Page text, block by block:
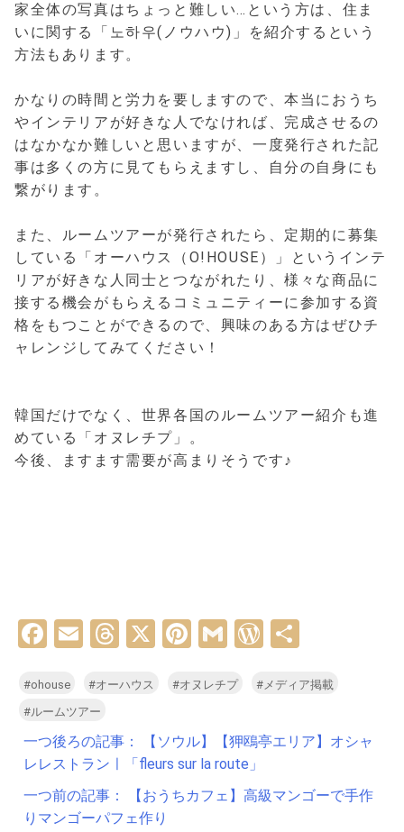
家全体の写真はちょっと難しい…という方は、住ま
いに関する「노하우(ノウハウ)」を紹介するという
方法もあります。
かなりの時間と労力を要しますので、本当におうち
やインテリアが好きな人でなければ、完成させるの
はなかなか難しいと思いますが、一度発行された記
事は多くの方に見てもらえますし、自分の自身にも
繋がります。
また、ルームツアーが発行されたら、定期的に募集
している「オーハウス（O!HOUSE）」というインテ
リアが好きな人同士とつながれたり、様々な商品に
接する機会がもらえるコミュニティーに参加する資
格をもつことができるので、興味のある方はぜひチ
ャレンジしてみてください！
韓国だけでなく、世界各国のルームツアー紹介も進
めている「オヌレチプ」。
今後、ますます需要が高まりそうです♪
Facebook
EmailThreads
X Pinterest
GmailWordPress
#ohouse #オーハウス #オヌレチプ
#メディア掲載
#ルームツアー
投
稿
ナ
ビ
一つ後ろの記事：
【ソウル】【狎鴎亭エリア】オシャ
レレストランㅣ「fleurs sur la route」
一つ前の記事：
【おうちカフェ】高級マンゴーで手作
りマンゴーパフェ作り